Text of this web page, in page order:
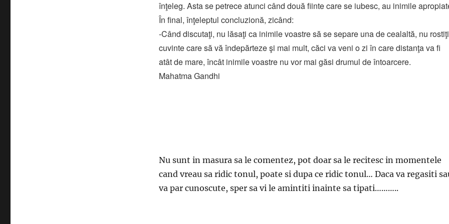
înţeleg. Asta se petrece atunci când două fiinte care se iubesc, au inimile
În final, înţeleptul concluzionă, zicând:
-Când discutaţi, nu lăsaţi ca inimile voastre să se separe una de cealaltă, nu rostiţi
cuvinte care să vă îndepărteze şi mai mult, căci va veni o zi în care distanţa va fi
atât de mare, încât inimile voastre nu vor mai găsi drumul de întoarcere.
Mahatma Gandhi
Nu sunt in masura sa le comentez, pot doar sa le recitesc in momentele
cand vreau sa ridic tonul, poate si dupa ce ridic tonul… Daca va regasiti
va par cunoscute, sper sa vi le amintiti inainte sa tipati………..